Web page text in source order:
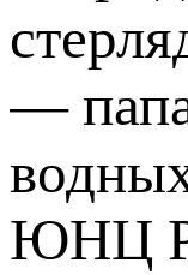
—
ЮНЦ